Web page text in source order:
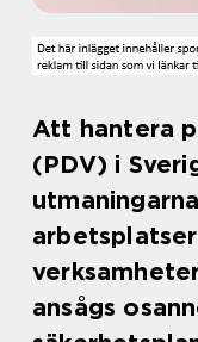
Att hantera
(PDV) i
ansågs